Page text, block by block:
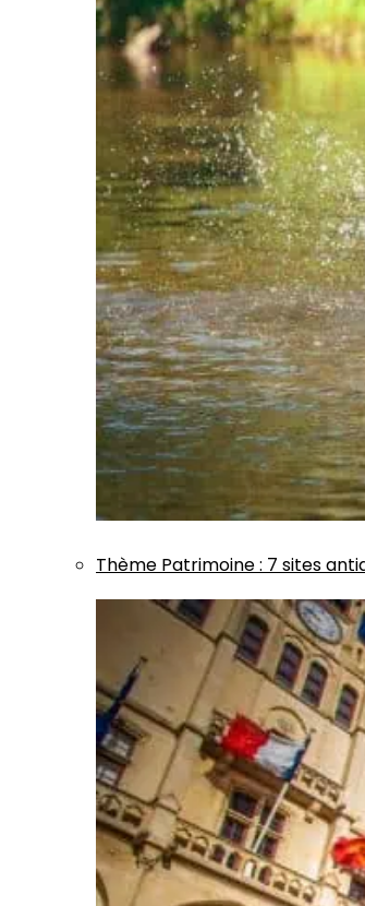
Thème Patrimoine: 7 sites